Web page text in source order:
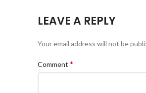
LEAVE A REPLY
Your email address will not be
Comment *